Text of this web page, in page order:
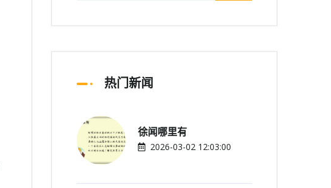
热门新闻
徐闻哪里有
2026-03-02 12:03:00